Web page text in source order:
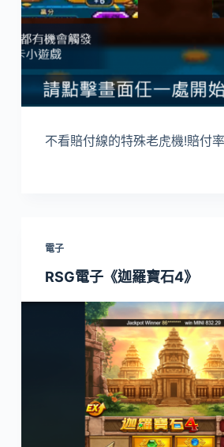
不看賠付線的特殊老虎機!賠付
電子
RSG電子《迦羅寶石4》